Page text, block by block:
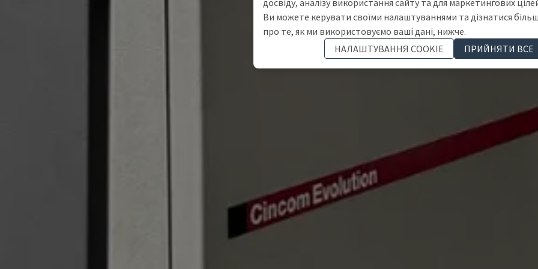
досвіду, аналізу використання сайту та для маркетингових
Ви можете керувати своїми налаштуваннями та дізнатися
про те, як ми використовуємо ваші дані, нижче.
НАЛАШТУВАННЯ COOKIE
ПРИЙНЯТИ ВСЕ